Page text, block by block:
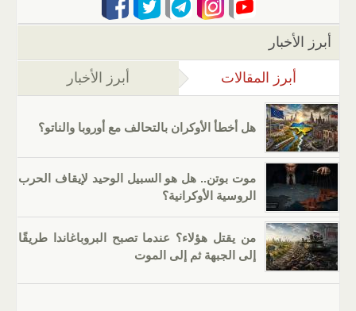
أبرز الأخبار
أبرز المقالات (علامة التبويب النشطة)
أبرز الأخبار
هل أخطأ الأوكران بالتحالف مع أوروبا والناتو؟
موت بوتن.. هل هو السبيل الوحيد لإيقاف الحرب
الروسية الأوكرانية؟
من يقتل هؤلاء؟ عندما تصبح البروباغاندا طريقًا
إلى الجبهة ثم إلى الموت